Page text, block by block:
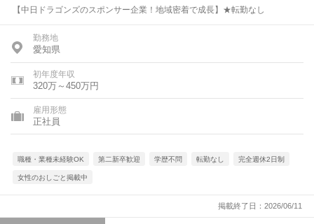
【中日ドラゴンズのスポンサー企業！地域密着で成長】★転勤なし
勤務地
愛知県
初年度年収
320万～450万円
雇用形態
正社員
職種・業種未経験OK 第二新卒歓迎 学歴不問 転勤なし 完全週休2日制
女性のおしごと掲載中
掲載終了日：2026/06/11